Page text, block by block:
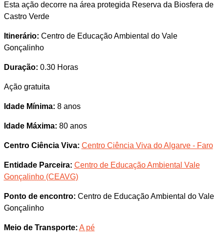
Esta ação decorre na área protegida Reserva da Biosfera de
Castro Verde
Itinerário: Centro de Educação Ambiental do Vale
Gonçalinho
Duração: 0.30 Horas
Ação gratuita
Idade Mínima: 8 anos
Idade Máxima: 80 anos
Centro Ciência Viva: Centro Ciência Viva do Algarve - Faro
Entidade Parceira: Centro de Educação Ambiental Vale
Gonçalinho (CEAVG)
Ponto de encontro: Centro de Educação Ambiental do Vale
Gonçalinho
Meio de Transporte: A pé